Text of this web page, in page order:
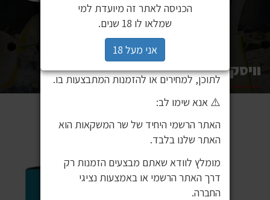
וויסקי קוג'ירה 5 שנה 700 מ"ל
לאחרונה זיהינו כי גורם חיצוני העתיק את
בהם שימוש ללא אישור. מדובר באתר שאינו
שייך לחברת שר המשקאות, ואיננו אחראים
לתוכן, למחירים או להזמנות המתבצעות בו.
⚠️ אנא שימו לב:
האתר הרשמי היחיד של שר המשקאות הוא
האתר שלנו בלבד.
מומלץ לוודא שאתם מבצעים הזמנות רק
דרך האתר הרשמי או באמצעות נציגי
החברה.
הכניסה לאתר זה מיועדת למי
שמלאו לו 18 שנים.
אני מעל 18